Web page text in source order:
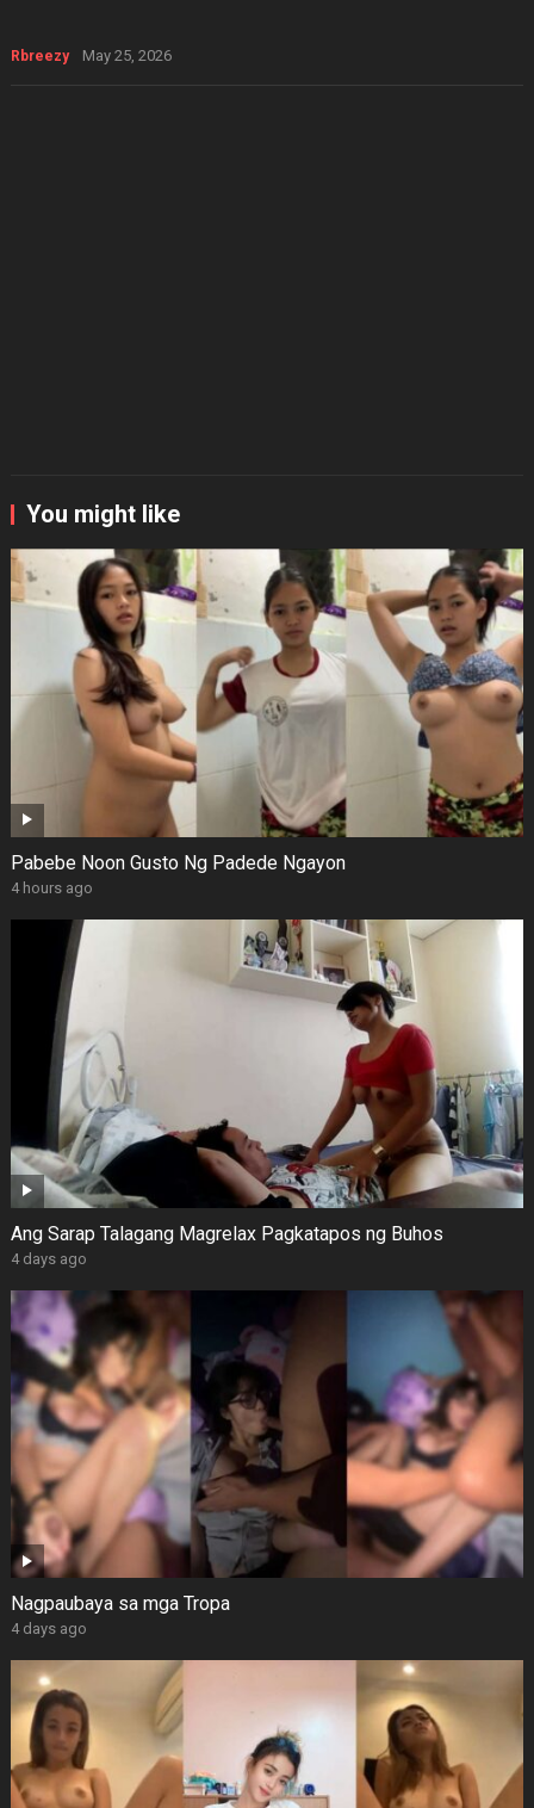
Rbreezy May 25, 2026
You might like
Pabebe Noon Gusto Ng Padede Ngayon
4 hours ago
Ang Sarap Talagang Magrelax Pagkatapos ng Buhos
4 days ago
Nagpaubaya sa mga Tropa
4 days ago